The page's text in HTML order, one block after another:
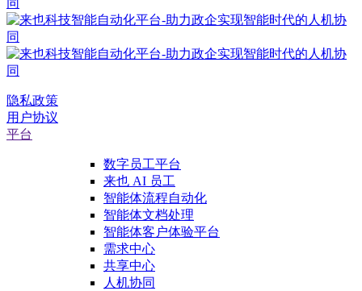
隐私政策
用户协议
平台
数字员工平台
来也 AI 员工
智能体流程自动化
智能体文档处理
智能体客户体验平台
需求中心
共享中心
人机协同